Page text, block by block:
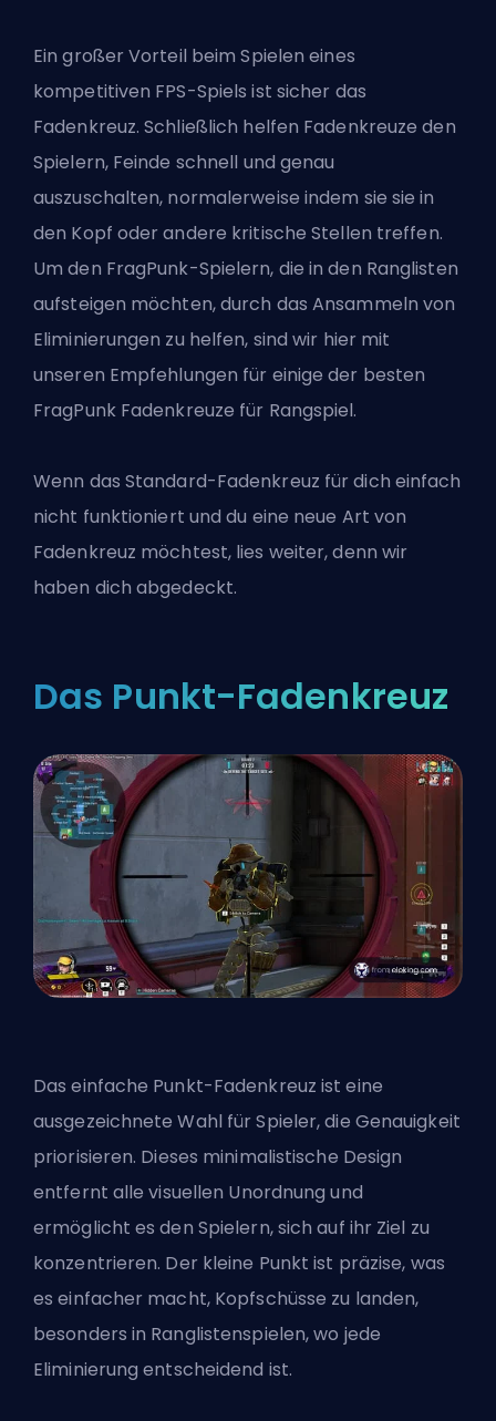
Ein großer Vorteil beim Spielen eines
kompetitiven FPS-Spiels ist sicher das
Fadenkreuz. Schließlich helfen Fadenkreuze den
Spielern, Feinde schnell und genau
auszuschalten, normalerweise indem sie sie in
den Kopf oder andere kritische Stellen treffen.
Um den FragPunk-Spielern, die in den Ranglisten
aufsteigen möchten, durch das Ansammeln von
Eliminierungen zu helfen, sind wir hier mit
unseren Empfehlungen für einige der besten
FragPunk Fadenkreuze für Rangspiel.
Wenn das Standard-Fadenkreuz für dich einfach
nicht funktioniert und du eine neue Art von
Fadenkreuz möchtest, lies weiter, denn wir
haben dich abgedeckt.
Das Punkt-Fadenkreuz
Das einfache Punkt-Fadenkreuz ist eine
ausgezeichnete Wahl für Spieler, die Genauigkeit
priorisieren. Dieses minimalistische Design
entfernt alle visuellen Unordnung und
ermöglicht es den Spielern, sich auf ihr Ziel zu
konzentrieren. Der kleine Punkt ist präzise, was
es einfacher macht, Kopfschüsse zu landen,
besonders in Ranglistenspielen, wo jede
Eliminierung entscheidend ist.